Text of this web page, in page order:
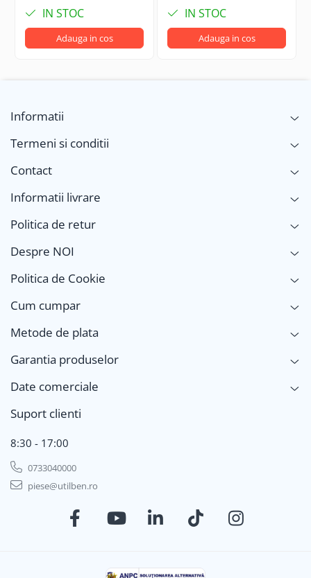
IN STOC
Adauga in cos
IN STOC
Adauga in cos
Informatii
Termeni si conditii
Contact
Informatii livrare
Politica de retur
Despre NOI
Politica de Cookie
Cum cumpar
Metode de plata
Garantia produselor
Date comerciale
Suport clienti
8:30 - 17:00
0733040000
piese@utilben.ro